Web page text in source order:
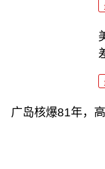
广岛核爆81年，